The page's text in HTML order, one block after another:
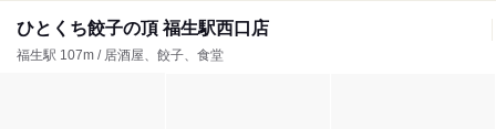
ひとくち餃子の頂 福生駅西口店
福生駅 107m / 居酒屋、餃子、食堂